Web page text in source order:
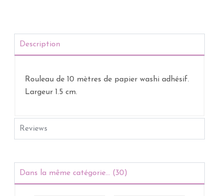
Description
Rouleau de 10 mètres de papier washi adhésif.
Largeur 1.5 cm.
Reviews
Dans la même catégorie... (30)